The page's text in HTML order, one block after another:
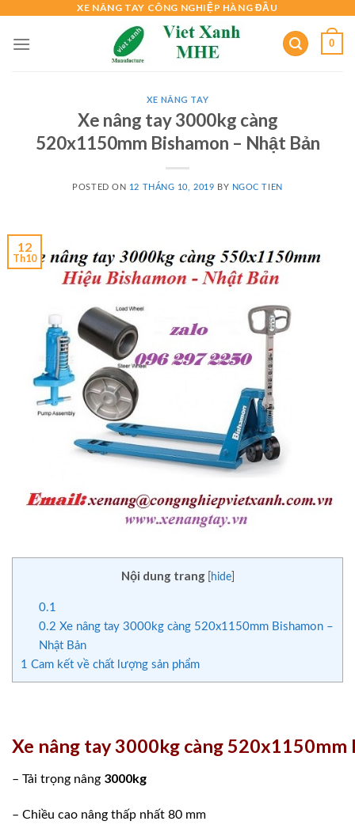
content
XE NÂNG TAY CÔNG NGHIỆP HÀNG ĐẦU
0
XE NÂNG TAY
Xe nâng tay 3000kg càng
520x1150mm Bishamon – Nhật Bản
POSTED ON 12 THÁNG 10, 2019 BY NGOC TIEN
12
Th10
Nội dung trang hide]
0.1
0.2 Xe nâng tay 3000kg càng 520x1150mm Bishamon –
Nhật Bản
1 Cam kết về chất lượng sản phẩm
Xe nâng tay 3000kg càng 520x1150mm
– Tải trọng nâng 3000kg
– Chiều cao nâng thấp nhất 80 mm